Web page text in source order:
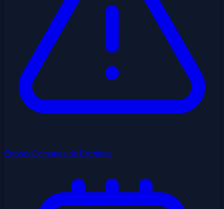
Errores Comunes de Escritura